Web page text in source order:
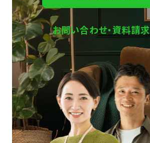
お問い合わせ・資料請求